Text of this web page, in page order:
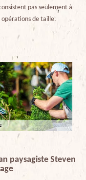
pas seulement à
de taille.
paysagiste Steven